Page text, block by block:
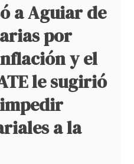
a Aguiar de
por
y el
le sugirió
a la